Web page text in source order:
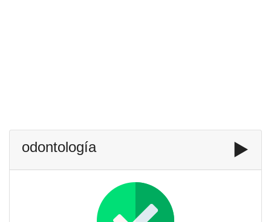
odontología ▶️